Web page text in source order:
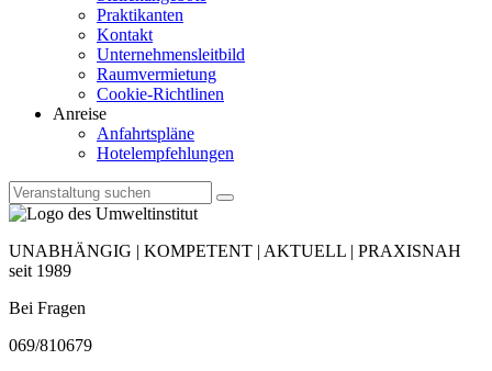
Praktikanten
Kontakt
Unternehmensleitbild
Raumvermietung
Cookie-Richtlinen
Anreise
Anfahrtspläne
Hotelempfehlungen
UNABHÄNGIG | KOMPETENT | AKTUELL | PRAXISNAH
seit 1989
Bei Fragen
069/810679